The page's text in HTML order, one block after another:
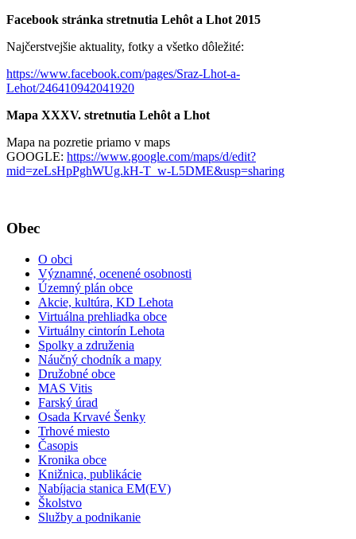
Facebook stránka stretnutia Lehôt a Lhot 2015
Najčerstvejšie aktuality, fotky a všetko dôležité:
https://www.facebook.com/pages/Sraz-Lhot-a-
Lehot/246410942041920
Mapa XXXV. stretnutia Lehôt a Lhot
Mapa na pozretie priamo v maps
GOOGLE: https://www.google.com/maps/d/edit?
mid=zeLsHpPghWUg.kH-T_w-L5DME&usp=sharing
Obec
O obci
Významné, ocenené osobnosti
Územný plán obce
Akcie, kultúra, KD Lehota
Virtuálna prehliadka obce
Virtuálny cintorín Lehota
Spolky a združenia
Náučný chodník a mapy
Družobné obce
MAS Vitis
Farský úrad
Osada Krvavé Šenky
Trhové miesto
Časopis
Kronika obce
Knižnica, publikácie
Nabíjacia stanica EM(EV)
Školstvo
Služby a podnikanie